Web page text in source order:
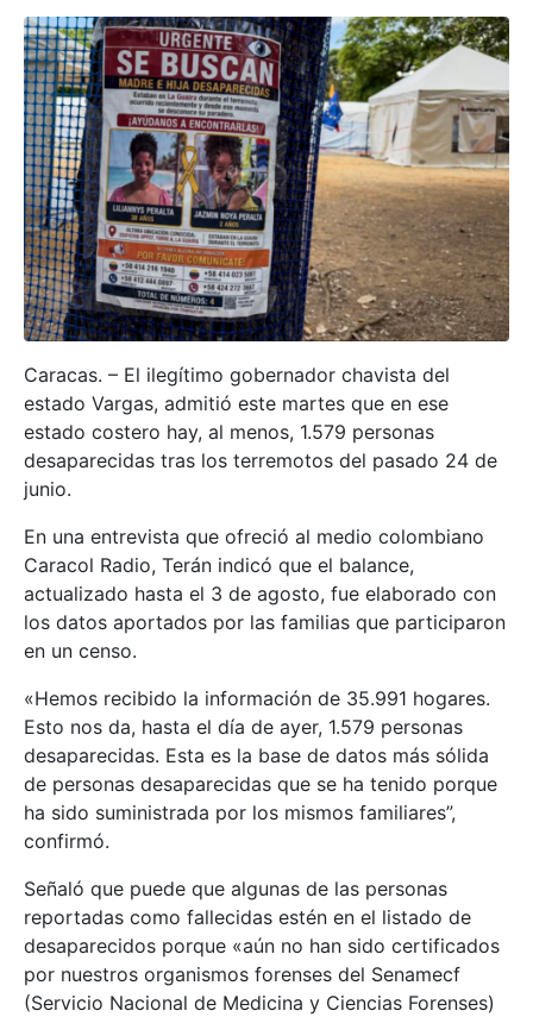
Caracas. – El ilegítimo gobernador chavista del
estado Vargas, admitió este martes que en ese
estado costero hay, al menos, 1.579 personas
desaparecidas tras los terremotos del pasado 24 de
junio.
En una entrevista que ofreció al medio colombiano
Caracol Radio, Terán indicó que el balance,
actualizado hasta el 3 de agosto, fue elaborado con
los datos aportados por las familias que participaron
en un censo.
«Hemos recibido la información de 35.991 hogares.
Esto nos da, hasta el día de ayer, 1.579 personas
desaparecidas. Esta es la base de datos más sólida
de personas desaparecidas que se ha tenido porque
ha sido suministrada por los mismos familiares”,
confirmó.
Señaló que puede que algunas de las personas
reportadas como fallecidas estén en el listado de
desaparecidos porque «aún no han sido certificados
por nuestros organismos forenses del Senamecf
(Servicio Nacional de Medicina y Ciencias Forenses)